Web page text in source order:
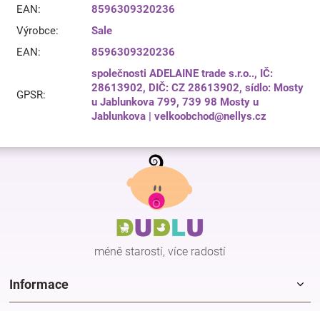
EAN:
8596309320236
Výrobce:
Sale
EAN: 8596309320236
GPSR:
společnosti ADELAINE trade s.r.o.., IČ:
28613902, DIČ: CZ 28613902, sídlo: Mosty
u Jablunkova 799, 739 98 Mosty u
Jablunkova | velkoobchod@nellys.cz
Z
méně starostí, více radostí
Informace